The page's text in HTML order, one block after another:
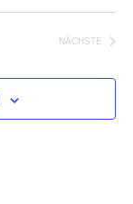
NÄCHSTE